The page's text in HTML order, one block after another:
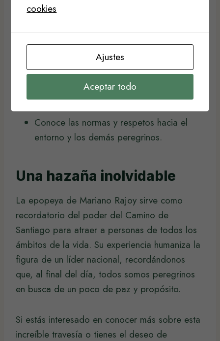
Selecciona la ruta que más se acomode a
Asegúrate de llevar calzado adecuado y
ropa cómoda.
Investiga sobre los albergues y opciones
de alojamiento.
Prepárate para disfrutar de cada paso, no
Conoce las normas y respetos hacia el
entorno y los demás peregrinos.
Una hazaña inolvidable
La epopeya de Mariano Rajoy sirve como
recordatorio del poder del Camino de
Santiago para atraer a personas de todos los
ámbitos de la vida. Su experiencia humaniza la
figura de un líder nacional, recordándonos
que, al final del día, todos somos peregrinos
en busca de un poco de paz y propósito.
Si estás interesado en conocer más sobre esta
increíble travesía o tienes el deseo de
cookies
Ajustes
Aceptar todo